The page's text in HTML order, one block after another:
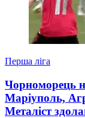
Перша ліга
Чорноморець
Маріуполь,
Металіст